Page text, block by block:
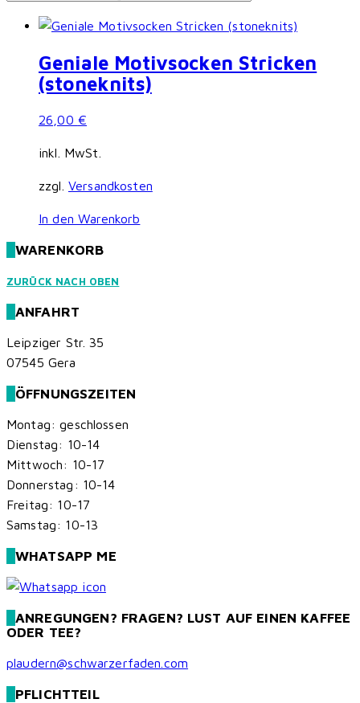
Geniale Motivsocken Stricken
(stoneknits)
26,00 €
inkl. MwSt.
zzgl. Versandkosten
In den Warenkorb
WARENKORB
ZURÜCK NACH OBEN
ANFAHRT
Leipziger Str. 35
07545 Gera
ÖFFNUNGSZEITEN
Montag: geschlossen
Dienstag: 10-14
Mittwoch: 10-17
Donnerstag: 10-14
Freitag: 10-17
Samstag: 10-13
WHATSAPP ME
ANREGUNGEN? FRAGEN? LUST AUF EINEN KAFFEE
ODER TEE?
plaudern@schwarzerfaden.com
PFLICHTTEIL